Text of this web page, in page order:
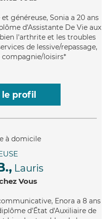
généreuse, Sonia a 20 ans
d'Assistante De Vie aux
l'arthrite et les troubles
de lessive/repassage,
loisirs*
profil
Lauris
Vous
Enora a 8 ans
d'État d'Auxiliaire de